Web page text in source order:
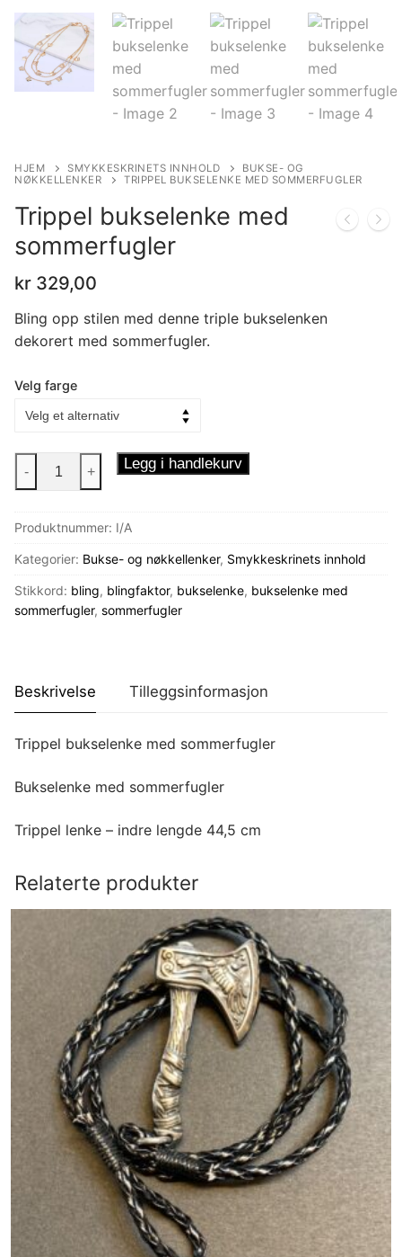
HJEM SMYKKESKRINETS INNHOLD
BUKSE- OG
NØKKELLENKER
TRIPPEL BUKSELENKE MED SOMMERFUGLER
Trippel bukselenke med
sommerfugler
kr 329,00
Bling opp stilen med denne triple bukselenken
dekorert med sommerfugler.
Velg farge
Trippel
bukselenke
sommerfugler
antall
- + Legg i handlekurv
Produktnummer: I/A
Kategorier: Bukse- og nøkkellenker, Smykkeskrinets innhold
Stikkord: bling, blingfaktor, bukselenke, bukselenke med
sommerfugler, sommerfugler
Beskrivelse Tilleggsinformasjon
Trippel bukselenke med sommerfugler
Bukselenke med sommerfugler
Trippel lenke – indre lengde 44,5 cm
Relaterte produkter